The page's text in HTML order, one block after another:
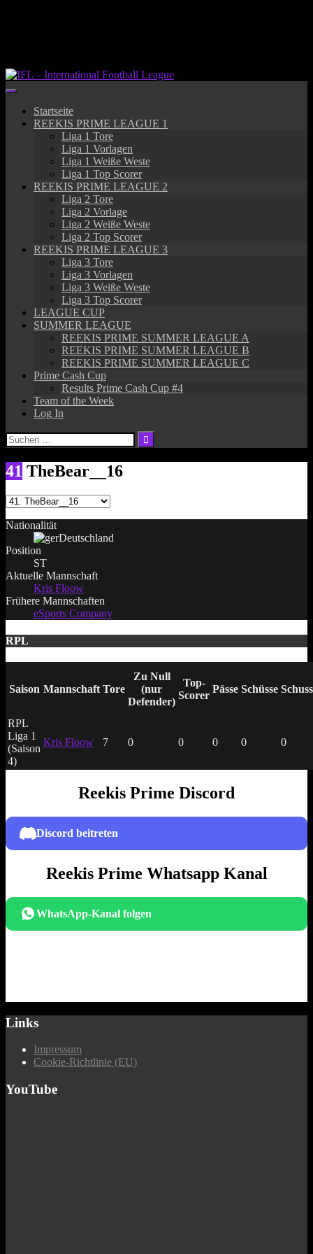
Startseite
REEKIS PRIME LEAGUE 1
Liga 1 Tore
Liga 1 Vorlagen
Liga 1 Weiße Weste
Liga 1 Top Scorer
REEKIS PRIME LEAGUE 2
Liga 2 Tore
Liga 2 Vorlage
Liga 2 Weiße Weste
Liga 2 Top Scorer
REEKIS PRIME LEAGUE 3
Liga 3 Tore
Liga 3 Vorlagen
Liga 3 Weiße Weste
Liga 3 Top Scorer
LEAGUE CUP
SUMMER LEAGUE
REEKIS PRIME SUMMER LEAGUE A
REEKIS PRIME SUMMER LEAGUE B
REEKIS PRIME SUMMER LEAGUE C
Prime Cash Cup
Results Prime Cash Cup #4
Team of the Week
Log In
Suchen
nach:
41 TheBear__16
Nationalität
Deutschland
Position
ST
Aktuelle Mannschaft
Kris Floow
Frühere Mannschaften
eSports Company
RPL
Saison Mannschaft Tore
Zu Null
(nur
Defender)
Top-
Scorer
Pässe Schüsse
RPL
Liga 1
(Saison
4)
Kris Floow 7 0 0 0 0 0
Reekis Prime Discord
Discord beitreten
Reekis Prime Whatsapp Kanal
WhatsApp-Kanal folgen
Links
Impressum
Cookie-Richtlinie (EU)
YouTube